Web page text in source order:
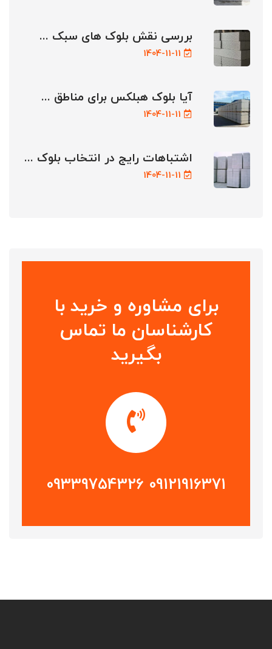
بررسی نقش بلوک های سبک ...
1404-11-11
آیا بلوک هبلکس برای مناطق ...
1404-11-11
اشتباهات رایج در انتخاب بلوک ...
1404-11-11
برای مشاوره و خرید با
کارشناسان ما تماس
بگیرید
09121916371 09339754326